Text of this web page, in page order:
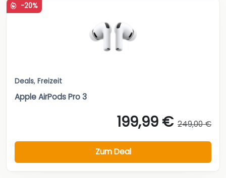
-20%
Deals, Freizeit
Apple AirPods Pro 3
199,99 € 249,00 €
Zum Deal